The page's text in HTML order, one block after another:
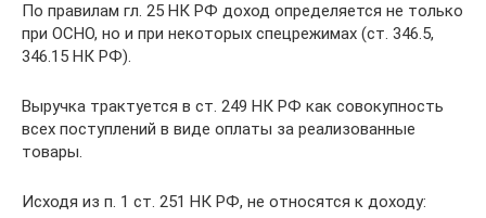
По правилам гл. 25 НК РФ доход определяется не только
при ОСНО, но и при некоторых спецрежимах (ст. 346.5,
346.15 НК РФ).
Выручка трактуется в ст. 249 НК РФ как совокупность
всех поступлений в виде оплаты за реализованные
товары.
Исходя из п. 1 ст. 251 НК РФ, не относятся к доходу: